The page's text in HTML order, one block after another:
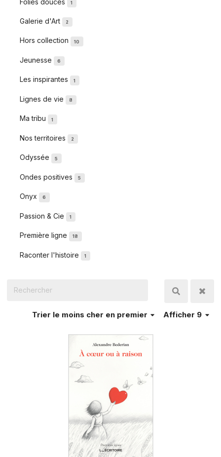
1
Galerie d'Art 2
Hors collection 10
Jeunesse 6
Les inspirantes 1
Lignes de vie 8
Ma tribu 1
Nos territoires 2
Odyssée 5
Ondes positives 5
Onyx 6
Passion & Cie 1
Première ligne 18
Raconter l'histoire 1
Afficher 9
Trier le moins cher en premier